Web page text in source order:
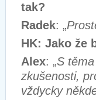
tak?
Radek: „
HK: Jako že
Alex: „S
zkušenosti,
vždycky